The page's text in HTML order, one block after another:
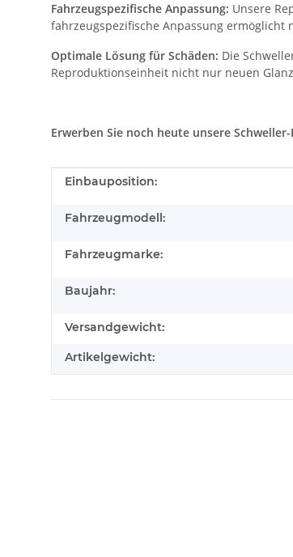
Fahrzeugspezifische Anpassung: Unsere
fahrzeugspezifische Anpassung
Optimale Lösung für Schäden: Die
Reproduktionseinheit nicht nur neuen
Erwerben Sie noch heute unsere
Produkteigenschaft
Wert
Einbauposition:
Fahrzeugmodell:
Fahrzeugmarke:
Baujahr:
Versandgewicht:
Artikelgewicht: